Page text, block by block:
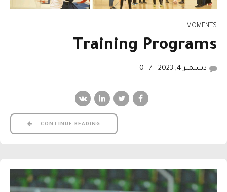
MOMENTS
Training Programs
ديسمبر 4, 2023 0
CONTINUE READING